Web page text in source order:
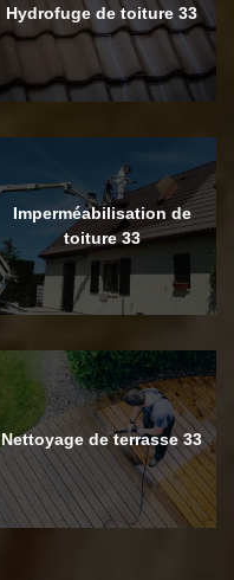
Hydrofuge de toiture 33
Imperméabilisation de
toiture 33
Nettoyage de terrasse 33